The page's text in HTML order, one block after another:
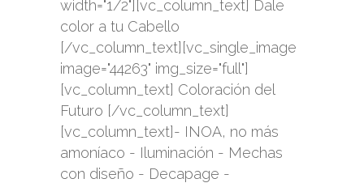
width="1/2"][vc_column_text] Dale
color a tu Cabello
[/vc_column_text][vc_single_image
image="44263" img_size="full"]
[vc_column_text] Coloración del
Futuro [/vc_column_text]
[vc_column_text]- INOA, no más
amoníaco - Iluminación - Mechas
con diseño - Decapage -